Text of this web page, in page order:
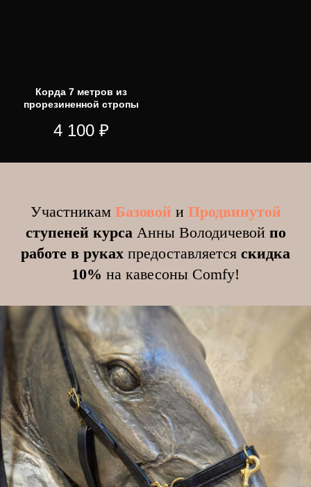
Корда 7 метров из
прорезиненной стропы
4 100 ₽
Участникам Базовой и Продвинутой
ступеней курсаАнны Володичевой по
работе в руках предоставляется скидка
10% на кавесоны Comfy!